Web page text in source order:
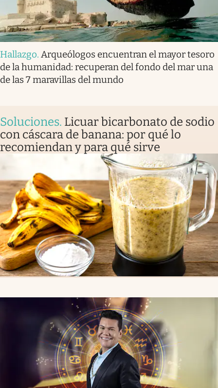
Hallazgo. Arqueólogos encuentran el mayor tesoro
de la humanidad: recuperan del fondo del mar una
de las 7 maravillas del mundo
Soluciones. Licuar bicarbonato de sodio
con cáscara de banana: por qué lo
recomiendan y para qué sirve